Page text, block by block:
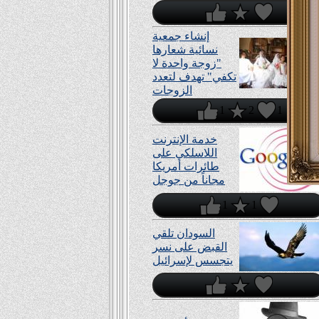
إنشاء جمعية
نسائية شعارها
"زوجة واحدة لا
تكفي" تهدف لتعدد
الزوجات
1
2 1
خدمة الإنترنت
اللاسلكي على
طائرات أمريكا
مجاناً من جوجل
1 1
السودان تلقي
القبض على نسر
يتجسس لإسرائيل